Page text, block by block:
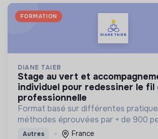
FORMATION
DIANE TAIEB
stage au vert et accompagnement
individuel pour redessiner le fil
professionnelle
Format basé sur différentes
méthodes éprouvées par + de 900
bilan de competences, enneagramme
Autres France